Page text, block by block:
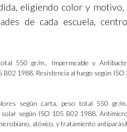
eligiendo color y motivo,
de cada escuela,
550 gr/m., Impermeable y
B02 1988, Resistencia al fuego según
según carta, peso total 550 gr/
según ISO 105 B02 1988,
atóxico, y tratamiento